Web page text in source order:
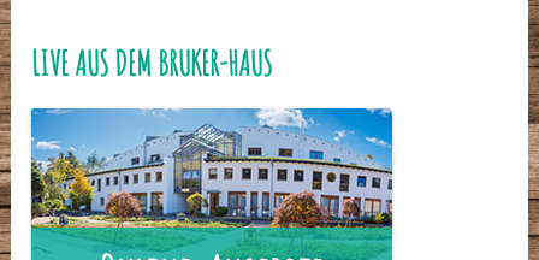
LIVE AUS DEM BRUKER-HAUS